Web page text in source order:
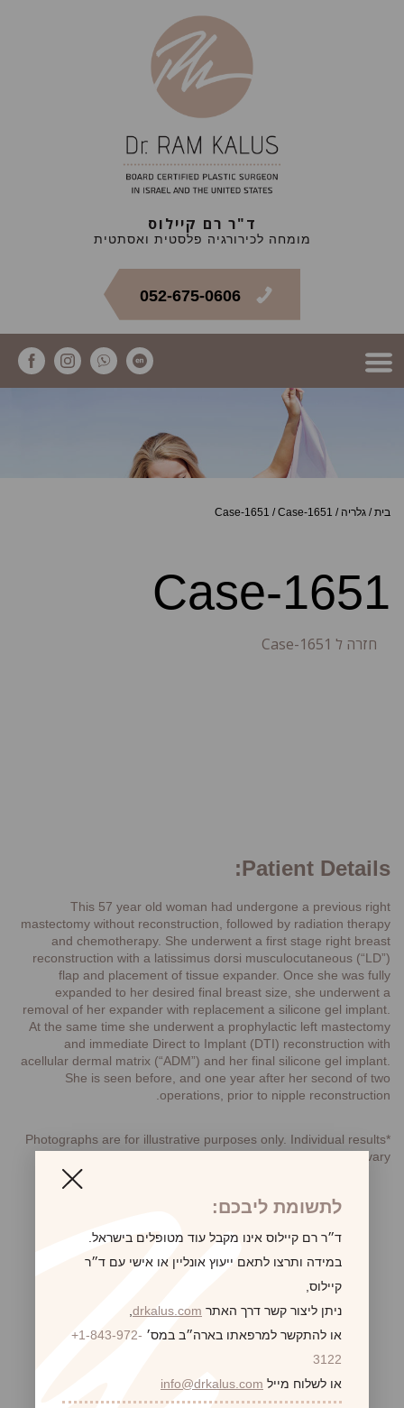
ד"ר רם קיילוס
מומחה לכירורגיה פלסטית ואסתטית
052-675-0606
בית/ גלריה /
Case-1651 /Case-1651
Case-1651
חזרה ל Case-1651
Patient Details:
This 57 year old woman had undergone a previous right
mastectomy without reconstruction, followed by radiation therapy
and chemotherapy. She underwent a first stage right breast
reconstruction with a latissimus dorsi musculocutaneous (“LD”)
flap and placement of tissue expander. Once she was fully
expanded to her desired final breast size, she underwent a
removal of her expander with replacement a silicone gel implant.
At the same time she underwent a prophylactic left mastectomy
and immediate Direct to Implant (DTI) reconstruction with
acellular dermal matrix (“ADM”) and her final silicone gel implant.
She is seen before, and one year after her second of two
operations, prior to nipple reconstruction.
*Photographs are for illustrative purposes only. Individual results
may vary.
לקביעת פגישת ייעוץ
לתשומת ליבכם:
ד״ר רם קיילוס אינו מקבל עוד מטופלים בישראל.
במידה ותרצו לתאם ייעוץ אונליין או אישי עם ד״ר
קיילוס,
ניתן ליצור קשר דרך האתר drkalus.com
או להתקשר למרפאתו בארה״ב במס׳ +1-843-972-
3122
או לשלוח מייל info@drkalus.com